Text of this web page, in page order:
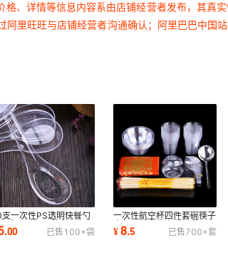
、详情等信息内容系由店铺经营者发布，其真
里旺旺与店铺经营者沟通确认；阿里巴巴中国
一次性PS透明快餐勺
勺食品汤勺调羹商务勺水
勺甜品勺子
.00 已售 100+袋
一次性航空杯四件套碗筷子
小勺子婚宴家宴塑料餐具野
炊套装10人份
¥8.5 已售700+套